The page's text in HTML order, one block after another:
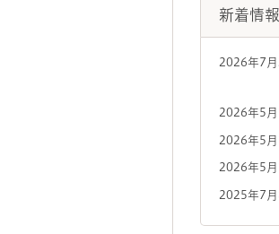
新着情報
2026年7月
2026年5月
2026年5月
2026年5月
2025年7月